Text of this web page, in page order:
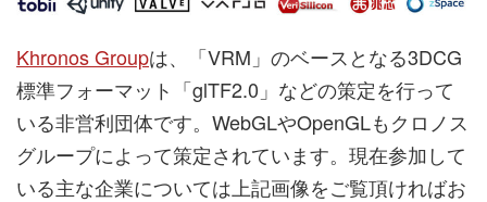
Khronos Groupは、「VRM」のベースとなる3DCG
標準フォーマット「glTF2.0」などの策定を行って
いる非営利団体です。WebGLやOpenGLもクロノス
グループによって策定されています。現在参加して
いる主な企業については上記画像をご覧頂ければお